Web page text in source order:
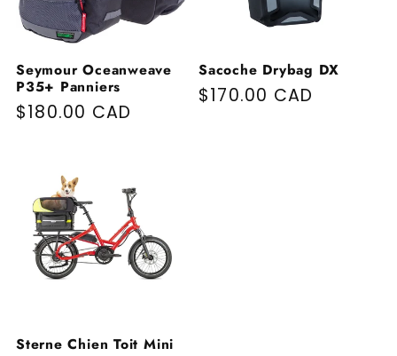
Seymour Oceanweave
P35+ Panniers
Prix habituel
$180.00 CAD
Sacoche Drybag DX
Prix habituel
$170.00 CAD
Sterne Chien Toit Mini